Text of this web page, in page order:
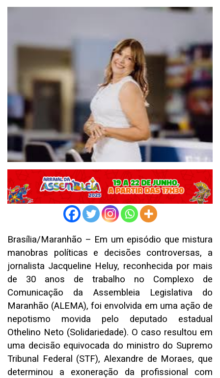
Brasília/Maranhão – Em um episódio que mistura
manobras políticas e decisões controversas, a
jornalista Jacqueline Heluy, reconhecida por mais
de 30 anos de trabalho no Complexo de
Comunicação da Assembleia Legislativa do
Maranhão (ALEMA), foi envolvida em uma ação de
nepotismo movida pelo deputado estadual
Othelino Neto (Solidariedade). O caso resultou em
uma decisão equivocada do ministro do Supremo
Tribunal Federal (STF), Alexandre de Moraes, que
determinou a exoneração da profissional com